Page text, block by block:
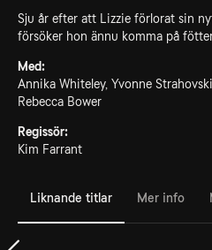
Sju år efter att Lizzie förlorat sin
försöker hon ännu komma på
Med:
Annika Whiteley, Yvonne
Rebecca Bower
Regissör:
Kim Farrant
Liknande titlar Mer info